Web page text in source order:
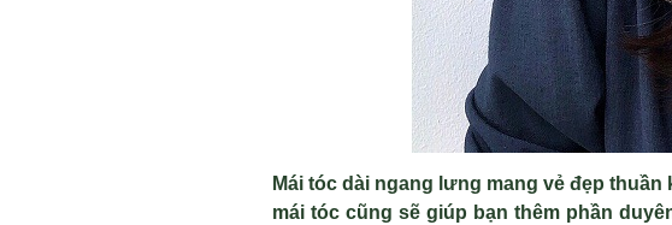
Mái tóc dài ngang lưng mang vẻ đẹp thuần
mái tóc cũng sẽ giúp bạn thêm phần duy